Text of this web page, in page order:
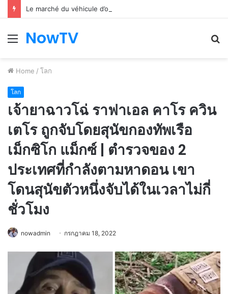
Le marché du véhicule d’occasion en plein essor
Menu
NowTV
Home / โลก
โลก
เจ้ายาฉาวโฉ่ ราฟาเอล คาโร ควิน
เตโร ถูกจับโดยสุนัขกองทัพเรือ
เม็กซิโก แม็กซ์ | ตำรวจของ 2
ประเทศที่กำลังตามหาดอน เขา
โดนสุนัขตัวหนึ่งจับได้ในเวลาไม่กี่
ชั่วโมง
nowadmin กรกฎาคม 18, 2022